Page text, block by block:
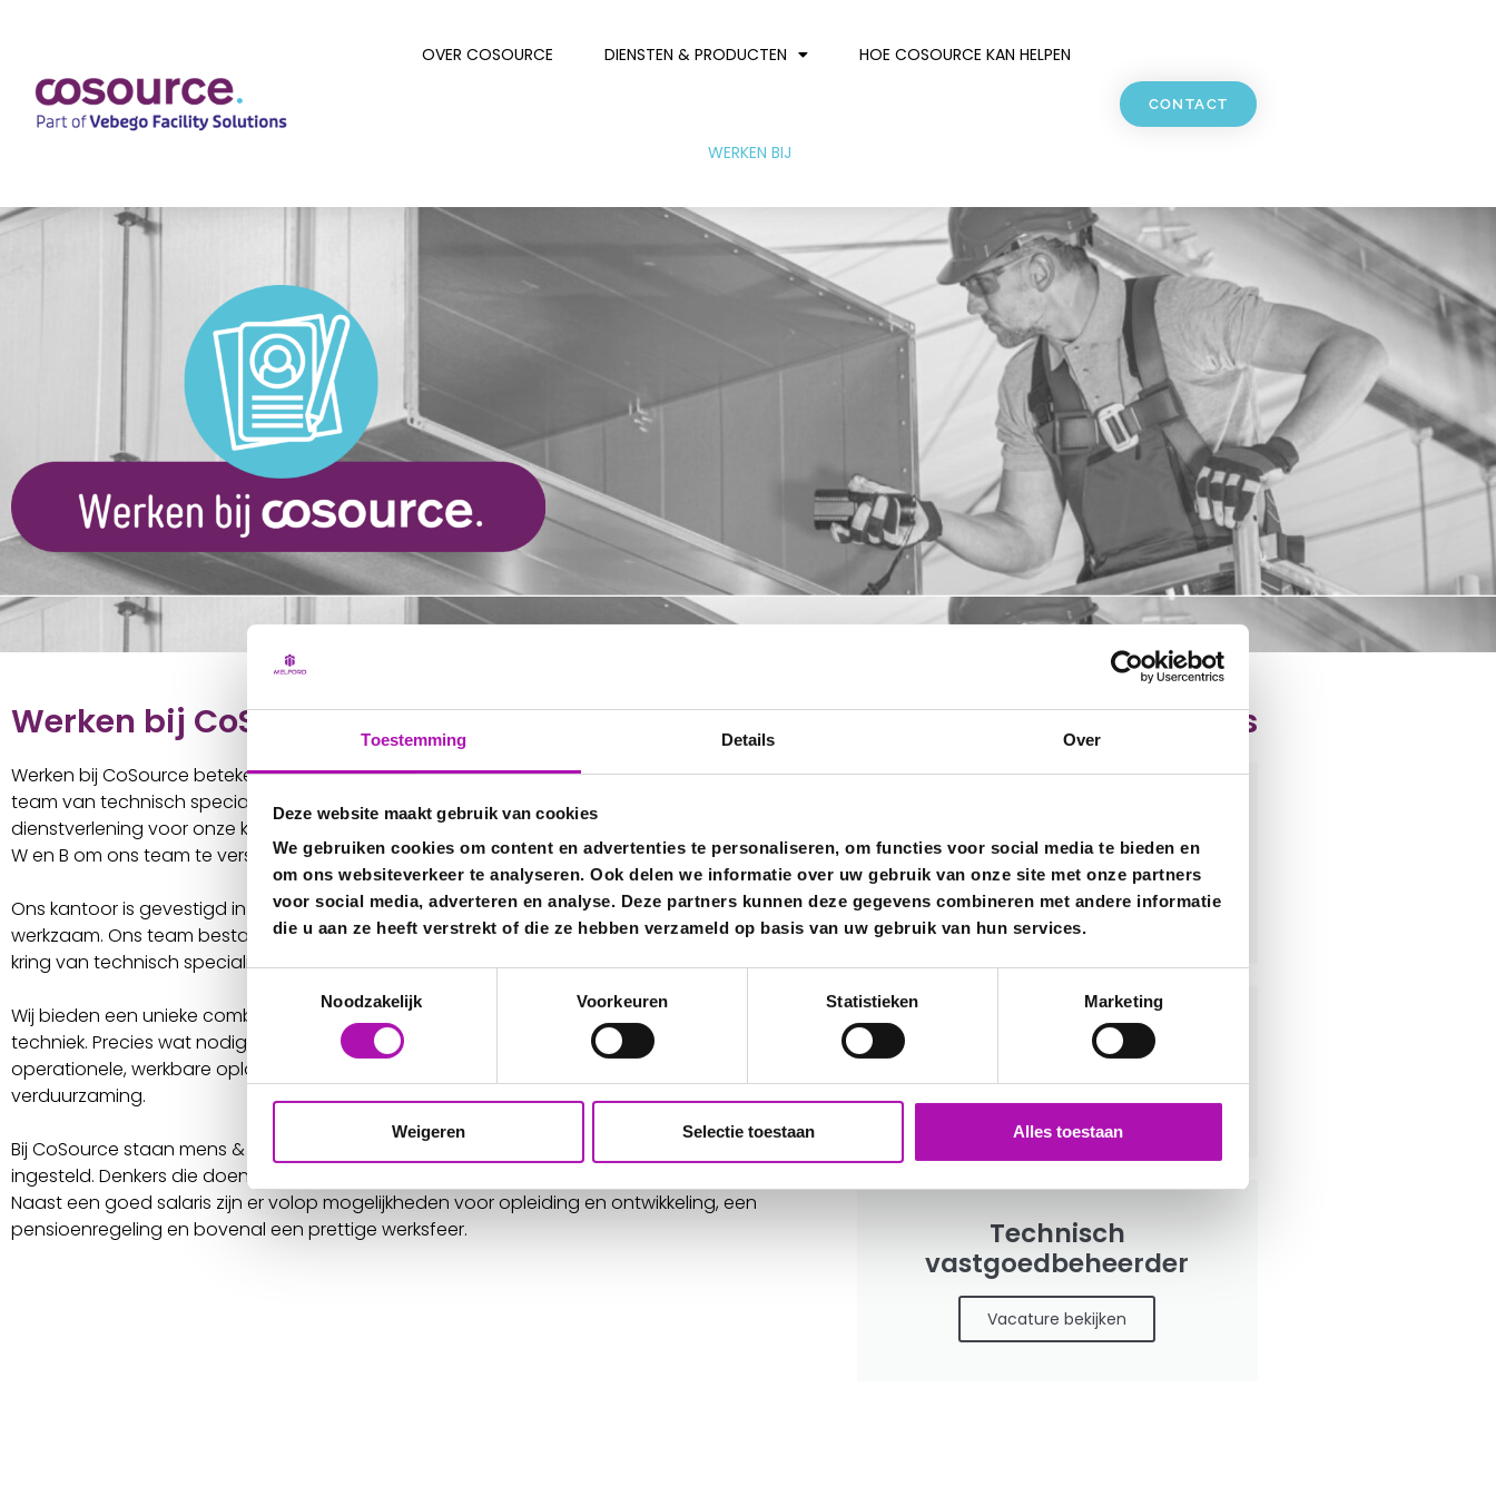
Toestemming Details Over
Deze website maakt gebruik van cookies
We gebruiken cookies om content en advertenties te personaliseren, om functies voor social media te bieden en
om ons websiteverkeer te analyseren. Ook delen we informatie over uw gebruik van onze site met onze partners
voor social media, adverteren en analyse. Deze partners kunnen deze gegevens combineren met andere informatie
die u aan ze heeft verstrekt of die ze hebben verzameld op basis van uw gebruik van hun services.
Noodzakelijk
Voorkeuren Statistieken Marketing
Weigeren Selectie toestaan Alles toestaan
OVER COSOURCE DIENSTEN & PRODUCTEN HOE COSOURCE KAN HELPEN
WERKEN BIJ
CONTACT
Werken bij CoSource
Werken bij CoSource betekent werken in een snelgroeiende onderneming met een ambitieus
team van technisch specialisten. Op professionele wijze werken wij aan een optimale
dienstverlening voor onze klanten. Wij zijn steeds op zoek naar professionals in de disciplines E,
W en B om ons team te versterken en verder te groeien.
Ons kantoor is gevestigd in Eindhoven, maar we zijn in heel Nederland en regelmatig in België
werkzaam. Ons team bestaat uit 40 medewerkers die ondersteund worden door een vaste
kring van technisch specialisten.
Wij bieden een unieke combinatie van bedrijfs-en organisatiekunde en inzicht in
techniek. Precies wat nodig is bij het vertalen van strategische doelstellingen naar
operationele, werkbare oplossingen op het gebied van technisch beheer, exploitatie en
verduurzaming.
Bij CoSource staan mens & relatie centraal. Onze medewerkers zijn pragmatisch
ingesteld. Denkers die doen.
Naast een goed salaris zijn er volop mogelijkheden voor opleiding en ontwikkeling, een
pensioenregeling en bovenal een prettige werksfeer.
Openstaande vacatures
projectmanager
Vacature bekijken
Vastgoed inspecteur
Technisch
vastgoedbeheerder
Vacature bekijken